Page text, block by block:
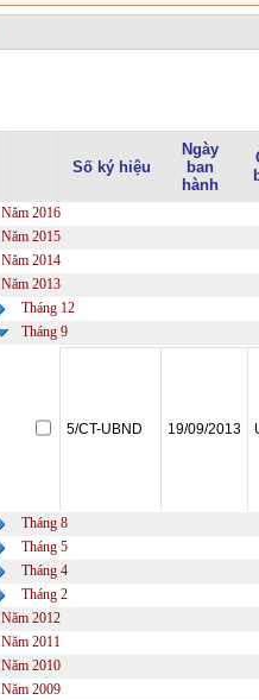
Số ký hiệu
Ngày
ban
hành
Năm 2016
Năm 2015
Năm 2014
Năm 2013
Tháng 12
Tháng 9
5/CT-UBND 19/09/2013
Tháng 8
Tháng 5
Tháng 4
Tháng 2
Năm 2012
Năm 2011
Năm 2010
Năm 2009